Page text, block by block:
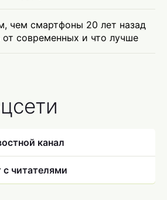
чем смартфоны 20 лет назад
от современных и что лучше
канал
с читателями